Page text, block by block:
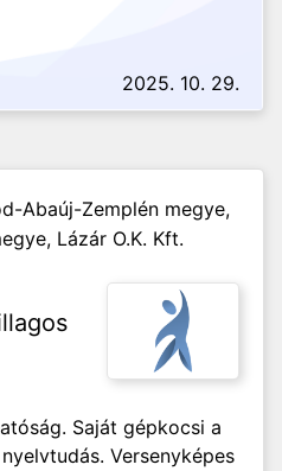
2025. 10. 29.
Abaúj-Zemplén megye,
Lázár O.K. Kft.
Saját gépkocsi a
Versenyképes